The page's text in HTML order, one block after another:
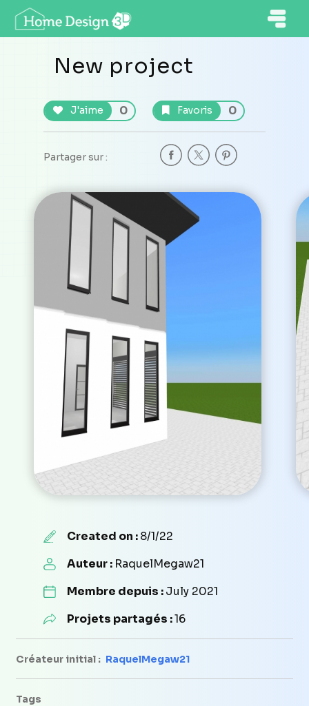
New project
J'aime 0 Favoris 0
Partager sur :
Created on :8/1/22
Auteur : RaquelMegaw21
Membre depuis :July 2021
Projets partagés :16
Créateur initial : RaquelMegaw21
Tags